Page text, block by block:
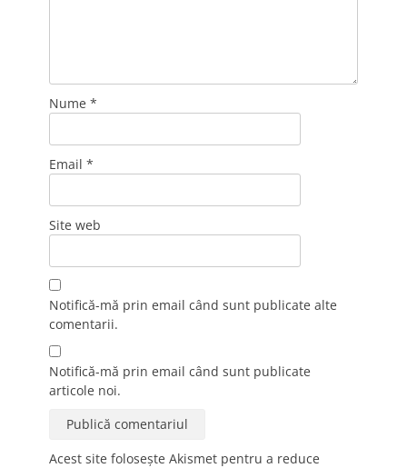
Nume *
Email *
Site web
Notifică-mă prin email când sunt publicate alte
comentarii.
Notifică-mă prin email când sunt publicate
articole noi.
Acest site folosește Akismet pentru a reduce